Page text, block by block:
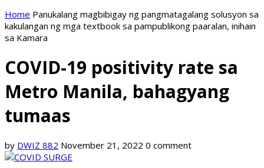
Home Panukalang magbibigay ng pangmatagalang solusyon sa
kakulangan ng mga textbook sa pampublikong paaralan, inihain
sa Kamara
COVID-19 positivity rate sa
Metro Manila, bahagyang
tumaas
by DWIZ 882 November 21, 2022 0 comment